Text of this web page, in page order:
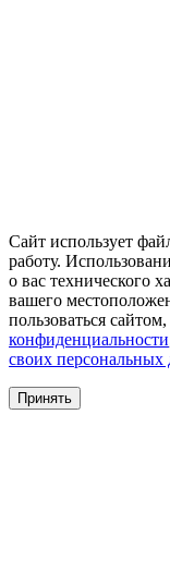
Сайт использует
работу.
о вас технического
вашего
пользоваться
конфиденциальности
своих персональных
Принять